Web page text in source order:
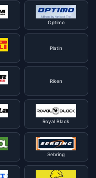
Optimo
Platin
Riken
Royal Black
Sebring